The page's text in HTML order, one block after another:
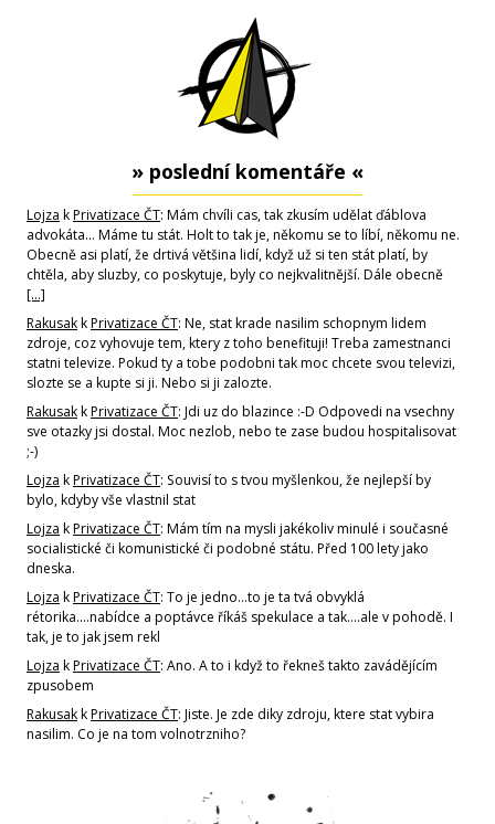
» poslední komentáře «
Lojza kPrivatizace ČT: Mám chvíli cas, tak zkusím udělat ďáblova
advokáta... Máme tu stát. Holt to tak je, někomu se to líbí, někomu ne.
Obecně asi platí, že drtivá většina lidí, když už si ten stát platí, by
chtěla, aby sluzby, co poskytuje, byly co nejkvalitnější. Dále obecně
[…]
RakusakkPrivatizace ČT: Ne, stat krade nasilim schopnym lidem
zdroje, coz vyhovuje tem, ktery z toho benefituji! Treba zamestnanci
statni televize. Pokud ty a tobe podobni tak moc chcete svou televizi,
slozte se a kupte si ji. Nebo si ji zalozte.
RakusakkPrivatizace ČT: Jdi uz do blazince :-D Odpovedi na vsechny
sve otazky jsi dostal. Moc nezlob, nebo te zase budou hospitalisovat
;-)
Lojza kPrivatizace ČT: Souvisí to s tvou myšlenkou, že nejlepší by
bylo, kdyby vše vlastnil stat
Lojza kPrivatizace ČT: Mám tím na mysli jakékoliv minulé i současné
socialistické či komunistické či podobné státu. Před 100 lety jako
dneska.
Lojza kPrivatizace ČT: To je jedno...to je ta tvá obvyklá
rétorika....nabídce a poptávce říkáš spekulace a tak....ale v pohodě. I
tak, je to jak jsem rekl
Lojza kPrivatizace ČT: Ano. A to i když to řekneš takto zavádějícím
zpusobem
RakusakkPrivatizace ČT: Jiste. Je zde diky zdroju, ktere stat vybira
nasilim. Co je na tom volnotrzniho?